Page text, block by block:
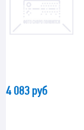
4 083 руб